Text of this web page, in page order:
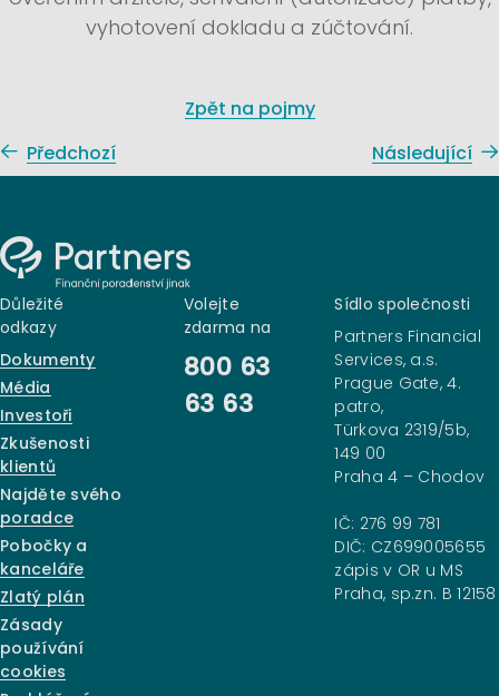
vyhotovení dokladu a zúčtování.
Zpět na pojmy
Předchozí
Následující
Důležité
odkazy
Dokumenty
Média
Investoři
Zkušenosti
klientů
Najděte svého
poradce
Pobočky a
kanceláře
Zlatý plán
Zásady
používání
cookies
Volejte
zdarma na
800 63
63 63
Sídlo společnosti
Partners Financial
Services, a.s.
Prague Gate, 4.
patro,
Türkova 2319/5b,
149 00
Praha 4 – Chodov
IČ: 276 99 781
DIČ: CZ699005655
zápis v OR u MS
Praha, sp.zn. B 12158